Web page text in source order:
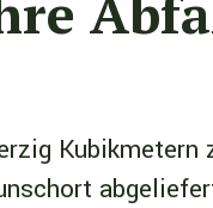
Kubikmetern